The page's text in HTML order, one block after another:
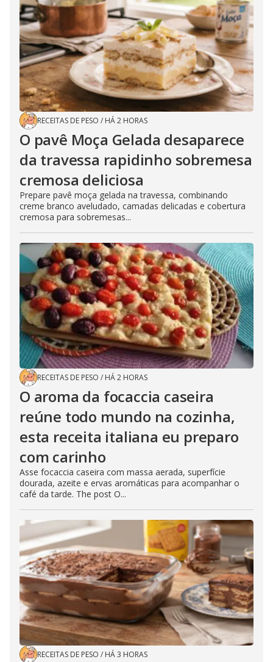
RECEITAS DE PESO / HÁ 2 HORAS
O pavê Moça Gelada desaparece
da travessa rapidinho sobremesa
cremosa deliciosa
Prepare pavê moça gelada na travessa, combinando
creme branco aveludado, camadas delicadas e cobertura
cremosa para sobremesas...
RECEITAS DE PESO / HÁ 2 HORAS
O aroma da focaccia caseira
reúne todo mundo na cozinha,
esta receita italiana eu preparo
com carinho
Asse focaccia caseira com massa aerada, superfície
dourada, azeite e ervas aromáticas para acompanhar o
café da tarde. The post O...
RECEITAS DE PESO / HÁ 3 HORAS